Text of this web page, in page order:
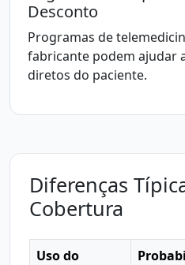
Desconto
Programas de
fabricante podem ajudar
diretos do paciente.
Diferenças
Cobertura
Uso do